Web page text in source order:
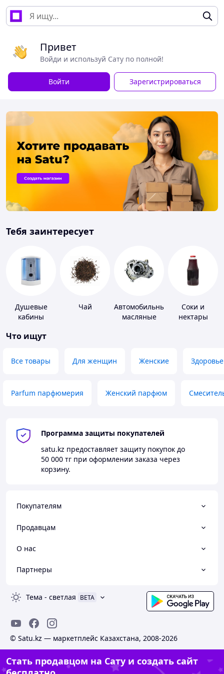
Привет
Войди и используй Сату по полной!
Войти Зарегистрироваться
Тебя заинтересует
Душевые
кабины
Чай
Автомобильные
масляные
Соки и
нектары
Что ищут
Все товары Для женщин Женские Здоровье
Parfum парфюмерия Женский парфюм
Программа защиты покупателей
satu.kz предоставляет защиту покупок до
50 000 тг при оформлении заказа через
корзину.
Покупателям
Продавцам
О нас
Партнеры
Тема - светлая BETA
© Satu.kz — маркетплейс Казахстана, 2008-2026
Стать продавцом на Сату и создать сайт